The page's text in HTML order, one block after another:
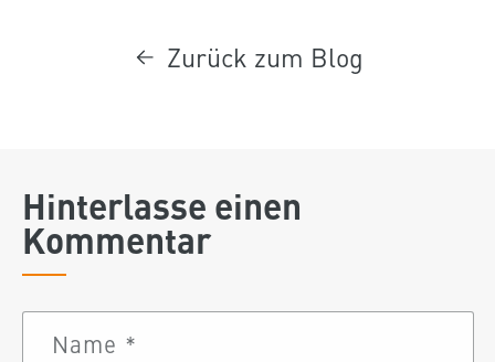
Zurück zum Blog
Hinterlasse einen
Kommentar
Name *